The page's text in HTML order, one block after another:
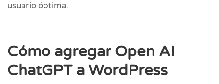
usuario óptima.
Cómo agregar Open AI
ChatGPT a WordPress